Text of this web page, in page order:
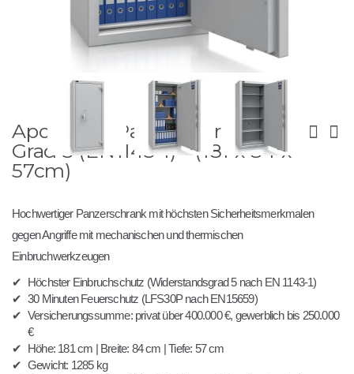
Anfang
der
Bildergalerie
springen
Apoll 180 - Panzerschrank
Grad 5 (EN1143-1) - (181 x 84 x
57cm)
Hochwertiger Panzerschrank mit höchsten Sicherheitsmerkmalen
gegen Angriffe mit mechanischen und thermischen
Einbruchwerkzeugen
✔ Höchster Einbruchschutz (Widerstandsgrad 5 nach EN 1143-1)
✔ 30 Minuten Feuerschutz (LFS30P nach EN15659)
✔ Versicherungssumme: privat über 400.000 €, gewerblich bis 250.000
€
✔ Höhe: 181 cm | Breite: 84 cm | Tiefe: 57 cm
✔ Gewicht: 1285 kg